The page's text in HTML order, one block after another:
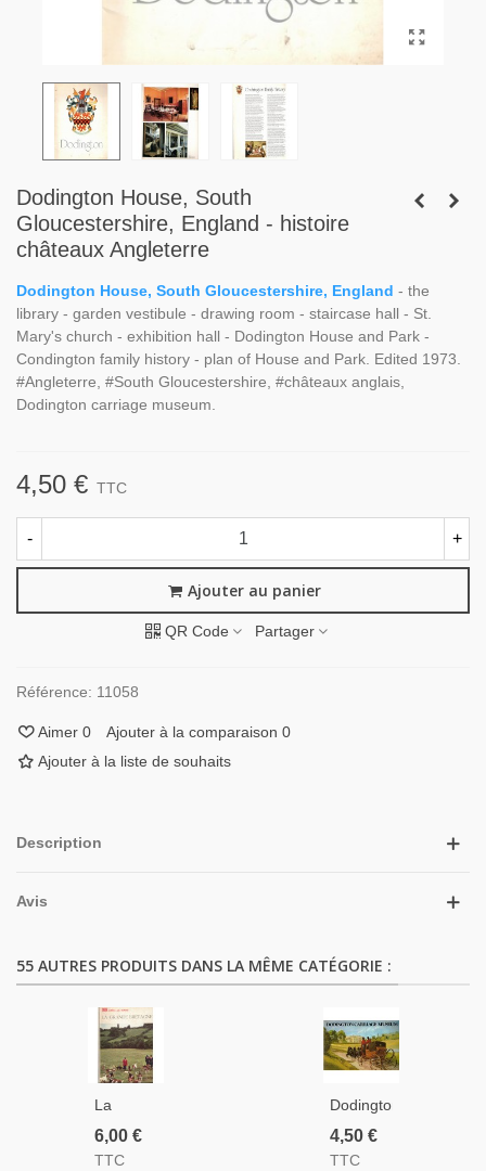
Dodington House, South
Gloucestershire, England - histoire
châteaux Angleterre
Dodington House, South Gloucestershire, England - the
library - garden vestibule - drawing room - staircase hall - St.
Mary's church - exhibition hall - Dodington House and Park -
Condington family history - plan of House and Park. Edited 1973.
#Angleterre, #South Gloucestershire, #châteaux anglais,
Dodington carriage museum.
4,50 € TTC
- +
Ajouter au panier
QR Code Partager
Référence: 11058
Aimer 0 Ajouter à la comparaison 0
Ajouter à la liste de souhaits
Description
Avis
55 AUTRES PRODUITS DANS LA MÊME CATÉGORIE :
La
Grande
Bretagne,
6,00 €
TTC
Dodington
Carriage
Museum,
4,50 €
TTC